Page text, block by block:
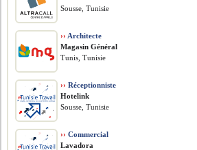
Sousse, Tunisie
›› Architecte
Magasin Général
Tunis, Tunisie
›› Réceptionniste
Hotelink
Sousse, Tunisie
›› Commercial
Lavadora